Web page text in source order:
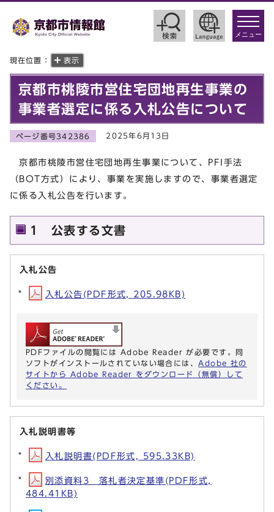
toggle
メニュー
現在位置： 表示
京都市桃陵市営住宅団地再生事業の
事業者選定に係る入札公告について
ページ番号342386 2025年6月13日
京都市桃陵市営住宅団地再生事業について、PFI手法
（BOT方式）により、事業を実施しますので、事業者選定
に係る入札公告を行います。
1 公表する文書
入札公告
入札公告(PDF形式, 205.98KB)
PDFファイルの閲覧には Adobe Reader が必要です。同
ソフトがインストールされていない場合には、 Adobe 社の
サイトから Adobe Reader をダウンロード（無償）して
ください。
入札説明書等
入札説明書(PDF形式, 595.33KB)
別添資料3 落札者決定基準(PDF形式,
484.41KB)